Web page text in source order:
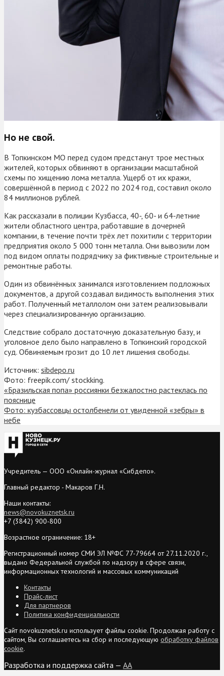
Но не свой.
В Топкинском МО перед судом предстанут трое местных
жителей, которых обвиняют в организации масштабной
схемы по хищению лома металла. Ущерб от их кражи,
совершённой в период с 2022 по 2024 год, составил около
84 миллионов рублей.
Как рассказали в полиции Кузбасса, 40-, 60- и 64-летние
жители областного центра, работавшие в дочерней
компании, в течение почти трёх лет похитили с территории
предприятия около 5 000 тонн металла. Они вывозили лом
под видом оплаты подрядчику за фиктивные строительные и
ремонтные работы.
Один из обвинённых занимался изготовлением подложных
документов, а другой создавал видимость выполнения этих
работ. Полученный металлолом они затем реализовывали
через специализированную организацию.
Следствие собрало достаточную доказательную базу, и
уголовное дело было направлено в Топкинский городской
суд. Обвиняемым грозит до 10 лет лишения свободы.
Источник: sibdepo.ru
Фото: freepik.com/ stockking.
«Бразильская попа» россиянки безжалостно растеклась по
пояснице
Фото: кузбассовцы остолбенели от увиденной «зебры» в
небе
Учредитель — ООО «Онлайн-журнал «Сибдепо».
Главный редактор - Макаров Г.Н.
Наши контакты:
news@novokuznetsk.ru
+7 (3842) 900-800
Возрастное ограничение: 18+
Регистрационный номер СМИ ЭЛ №ФС 77-79664 от 27.11.2020 г.,
выдано Федеральной службой по надзору в сфере связи,
информационных технологий и массовых коммуникаций
Контакты
Прайс-лист
Для партнеров
Политика конфиденциальности
Сайт novokuznetsk.ru использует файлы cookie. Продолжая работу с
сайтом, Вы соглашаетесь на сбор и последующую обработку файлов
cookie.
Разработка и поддержка сайта — AA